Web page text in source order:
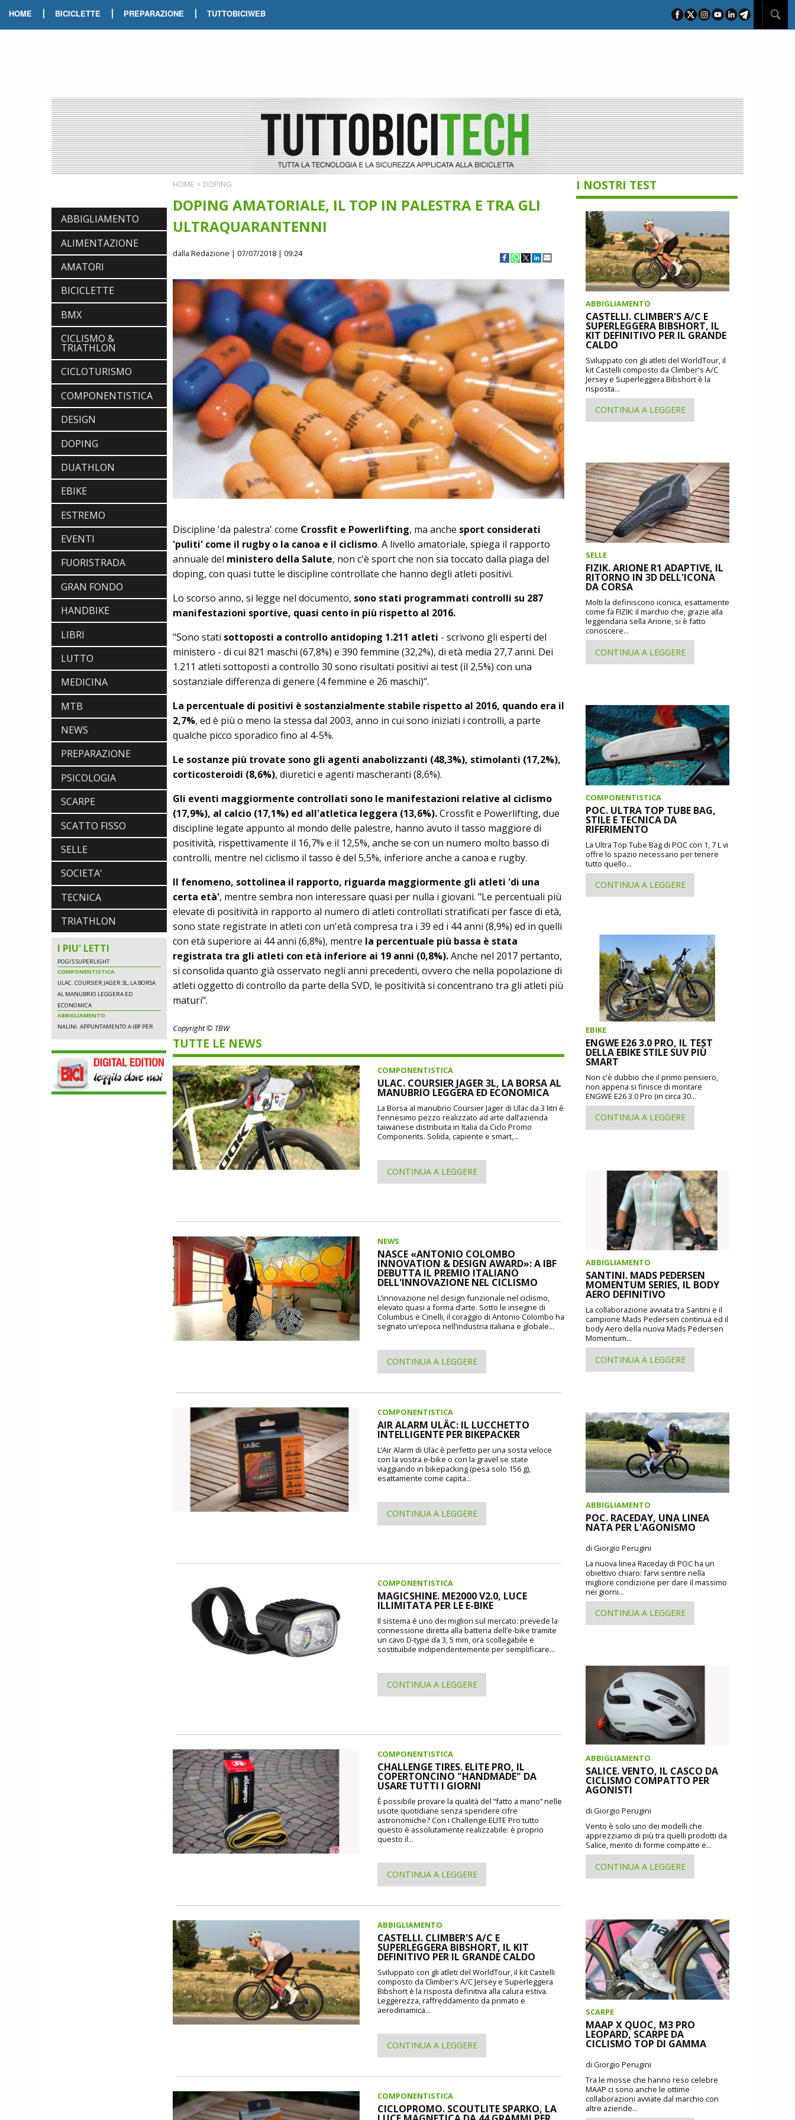
HOME | BICICLETTE | PREPARAZIONE | TUTTOBICIWEB
ABBIGLIAMENTO
ALIMENTAZIONE
AMATORI
BICICLETTE
BMX
CICLISMO &
TRIATHLON
CICLOTURISMO
COMPONENTISTICA
DESIGN
DOPING
DUATHLON
EBIKE
ESTREMO
EVENTI
FUORISTRADA
GRAN FONDO
HANDBIKE
LIBRI
LUTTO
MEDICINA
MTB
NEWS
PREPARAZIONE
PSICOLOGIA
SCARPE
SCATTO FISSO
SELLE
SOCIETA'
TECNICA
TRIATHLON
I PIU' LETTI
NASCE «ANTONIO COLOMBO
DELL'INNOVAZIONE NEL CICLISMO
DMT. TADEJ POGACAR, LA MAGLIA
GIALLA E UNA SPECIAL EDITION DELLA
POGI'S SUPERLIGHT
COMPONENTISTICA
ULAC. COURSIER JAGER 3L, LA BORSA
AL MANUBRIO LEGGERA ED
ECONOMICA
NALINI. APPUNTAMENTO A IBF PER
NASCE «ANTONIO COLOMBO
IBF DEBUTTA IL PREMIO ITALIANO
DELL'INNOVAZIONE NEL CICLISMO
SCARPE
DMT. TADEJ POGACAR, LA MAGLIA
GIALLA E UNA SPECIAL EDITION DELLA
POGI'S SUPERLIGHT
ULAC. COURSIER JAGER 3L, LA BORSA
AL MANUBRIO LEGGERA ED
ECONOMICA
ABBIGLIAMENTO
NALINI. APPUNTAMENTO A IBF PER
SCOPRIRE IL PRIMO PANTALONCINO
CON AIRBAG INTEGRATO
NEWS
NASCE «ANTONIO COLOMBO
INNOVATION & DESIGN AWARD»: A
HOME > DOPING
DOPING AMATORIALE, IL TOP IN PALESTRA E TRA GLI
ULTRAQUARANTENNI
dalla Redazione | 07/07/2018 | 09:24
Discipline 'da palestra' come Crossfit e Powerlifting, ma anche sport considerati
'puliti' come il rugby o la canoa e il ciclismo. A livello amatoriale, spiega il rapporto
annuale del ministero della Salute, non c'è sport che non sia toccato dalla piaga del
doping, con quasi tutte le discipline controllate che hanno degli atleti positivi.
Lo scorso anno, si legge nel documento, sono stati programmati controlli su 287
manifestazioni sportive, quasi cento in più rispetto al 2016.
"Sono stati sottoposti a controllo antidoping 1.211 atleti - scrivono gli esperti del
ministero - di cui 821 maschi (67,8%) e 390 femmine (32,2%), di età media 27,7 anni. Dei
1.211 atleti sottoposti a controllo 30 sono risultati positivi ai test (il 2,5%) con una
sostanziale differenza di genere (4 femmine e 26 maschi)".
La percentuale di positivi è sostanzialmente stabile rispetto al 2016, quando era il
2,7%, ed è più o meno la stessa dal 2003, anno in cui sono iniziati i controlli, a parte
qualche picco sporadico fino al 4-5%.
Le sostanze più trovate sono gli agenti anabolizzanti (48,3%), stimolanti (17,2%),
corticosteroidi (8,6%), diuretici e agenti mascheranti (8,6%).
Gli eventi maggiormente controllati sono le manifestazioni relative al ciclismo
(17,9%), al calcio (17,1%) ed all'atletica leggera (13,6%).Crossfit e Powerlifting, due
discipline legate appunto al mondo delle palestre, hanno avuto il tasso maggiore di
positività, rispettivamente il 16,7% e il 12,5%, anche se con un numero molto basso di
controlli, mentre nel ciclismo il tasso è del 5,5%, inferiore anche a canoa e rugby.
Il fenomeno, sottolinea il rapporto, riguarda maggiormente gli atleti 'di una
certa età', mentre sembra non interessare quasi per nulla i giovani. "Le percentuali più
elevate di positività in rapporto al numero di atleti controllati stratificati per fasce di età,
sono state registrate in atleti con un'età compresa tra i 39 ed i 44 anni (8,9%) ed in quelli
con età superiore ai 44 anni (6,8%), mentre la percentuale più bassa è stata
registrata tra gli atleti con età inferiore ai 19 anni (0,8%).Anche nel 2017 pertanto,
si consolida quanto già osservato negli anni precedenti, ovvero che nella popolazione di
atleti oggetto di controllo da parte della SVD, le positività si concentrano tra gli atleti più
maturi".
Copyright © TBW
TUTTE LE NEWS
COMPONENTISTICA
ULAC. COURSIER JAGER 3L, LA BORSA AL
MANUBRIO LEGGERA ED ECONOMICA
La Borsa al manubrio Coursier Jager di Uläc da 3 litri è
l’ennesimo pezzo realizzato ad arte dall’azienda
taiwanese distribuita in Italia da Ciclo Promo
Components. Solida, capiente e smart,...
CONTINUA A LEGGERE
NEWS
NASCE «ANTONIO COLOMBO
INNOVATION & DESIGN AWARD»: A IBF
DEBUTTA IL PREMIO ITALIANO
DELL'INNOVAZIONE NEL CICLISMO
L’innovazione nel design funzionale nel ciclismo,
elevato quasi a forma d’arte. Sotto le insegne di
Columbus e Cinelli, il coraggio di Antonio Colombo ha
segnato un’epoca nell’industria italiana e globale...
CONTINUA A LEGGERE
COMPONENTISTICA
AIR ALARM ULÄC: IL LUCCHETTO
INTELLIGENTE PER BIKEPACKER
L’Air Alarm di Uläc è perfetto per una sosta veloce
con la vostra e-bike o con la gravel se state
viaggiando in bikepacking (pesa solo 156 g),
esattamente come capita...
CONTINUA A LEGGERE
COMPONENTISTICA
MAGICSHINE. ME2000 V2.0, LUCE
ILLIMITATA PER LE E-BIKE
Il sistema è uno dei migliori sul mercato: prevede la
connessione diretta alla batteria dell’e-bike tramite
un cavo D-type da 3, 5 mm, ora scollegabile e
sostituibile indipendentemente per semplificare...
CONTINUA A LEGGERE
COMPONENTISTICA
CHALLENGE TIRES. ELITE PRO, IL
COPERTONCINO "HANDMADE" DA
USARE TUTTI I GIORNI
È possibile provare la qualità del “fatto a mano” nelle
uscite quotidiane senza spendere cifre
astronomiche? Con i Challenge ELITE Pro tutto
questo è assolutamente realizzabile: è proprio
questo il...
CONTINUA A LEGGERE
ABBIGLIAMENTO
CASTELLI. CLIMBER'S A/C E
SUPERLEGGERA BIBSHORT, IL KIT
DEFINITIVO PER IL GRANDE CALDO
Sviluppato con gli atleti del WorldTour, il kit Castelli
composto da Climber's A/C Jersey e Superleggera
Bibshort è la risposta definitiva alla calura estiva.
Leggerezza, raffreddamento da primato e
aerodinamica...
CONTINUA A LEGGERE
COMPONENTISTICA
CICLOPROMO. SCOUTLITE SPARKO, LA
I NOSTRI TEST
ABBIGLIAMENTO
CASTELLI. CLIMBER'S A/C E
SUPERLEGGERA BIBSHORT, IL
KIT DEFINITIVO PER IL GRANDE
CALDO
Sviluppato con gli atleti del WorldTour, il
kit Castelli composto da Climber's A/C
Jersey e Superleggera Bibshort è la
risposta...
CONTINUA A LEGGERE
SELLE
FIZIK. ARIONE R1 ADAPTIVE, IL
RITORNO IN 3D DELL'ICONA
DA CORSA
Molti la definiscono iconica, esattamente
come fa FIZIK: il marchio che, grazie alla
leggendaria sella Arione, si è fatto
conoscere...
CONTINUA A LEGGERE
COMPONENTISTICA
POC. ULTRA TOP TUBE BAG,
STILE E TECNICA DA
RIFERIMENTO
La Ultra Top Tube Bag di POC con 1, 7 L vi
offre lo spazio necessario per tenere
tutto quello...
CONTINUA A LEGGERE
EBIKE
ENGWE E26 3.0 PRO, IL TEST
DELLA EBIKE STILE SUV PIÙ
SMART
Non c'è dubbio che il primo pensiero,
non appena si finisce di montare
ENGWE E26 3.0 Pro (in circa 30...
CONTINUA A LEGGERE
ABBIGLIAMENTO
SANTINI. MADS PEDERSEN
MOMENTUM SERIES, IL BODY
AERO DEFINITIVO
La collaborazione avviata tra Santini e il
campione Mads Pedersen continua ed il
body Aero della nuova Mads Pedersen
Momentum...
CONTINUA A LEGGERE
ABBIGLIAMENTO
POC. RACEDAY, UNA LINEA
NATA PER L'AGONISMO
di Giorgio Perugini
La nuova linea Raceday di POC ha un
obiettivo chiaro: farvi sentire nella
migliore condizione per dare il massimo
nei giorni...
CONTINUA A LEGGERE
ABBIGLIAMENTO
SALICE. VENTO, IL CASCO DA
CICLISMO COMPATTO PER
AGONISTI
di Giorgio Perugini
Vento è solo uno dei modelli che
apprezziamo di più tra quelli prodotti da
Salice, merito di forme compatte e...
CONTINUA A LEGGERE
SCARPE
MAAP X QUOC, M3 PRO
LEOPARD, SCARPE DA
CICLISMO TOP DI GAMMA
di Giorgio Perugini
Tra le mosse che hanno reso celebre
MAAP ci sono anche le ottime
collaborazioni avviate dal marchio con
altre aziende...